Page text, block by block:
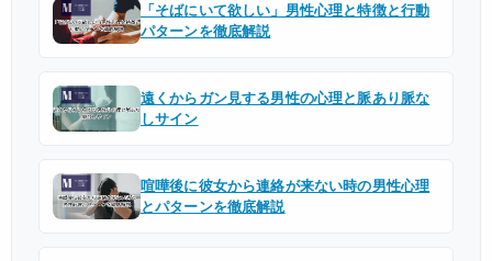
「そばにいて欲しい」男性心理と特徴と行動
パターンを徹底解説
遠くからガン見する男性の心理と脈あり脈な
しサイン
喧嘩後に彼女から連絡が来ない時の男性心理
とパターンを徹底解説